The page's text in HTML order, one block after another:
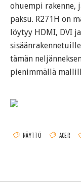
ohuempi rakenne,
paksu. R271H on
löytyy HDMI, DVI
tämän
pienimmällä
NÄYTTÖ ACER